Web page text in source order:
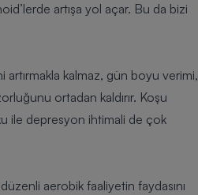
artışa yol açar. Bu da bizi
artırmakla kalmaz, gün boyu verimi,
ortadan kaldırır. Koşu
ile depresyon ihtimali de çok
aerobik faaliyetin faydasını